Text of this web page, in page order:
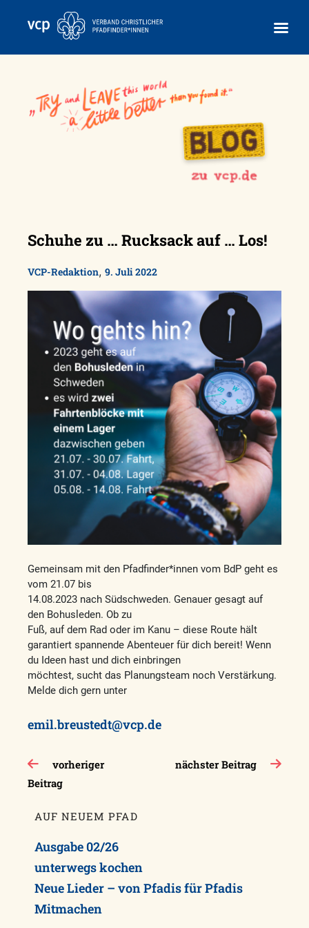
Schuhe zu … Rucksack auf … Los!
VCP-Redaktion, 9. Juli 2022
Gemeinsam mit den Pfadfinder*innen vom BdP geht es
vom 21.07 bis
14.08.2023 nach Südschweden. Genauer gesagt auf
den Bohusleden. Ob zu
Fuß, auf dem Rad oder im Kanu – diese Route hält
garantiert spannende Abenteuer für dich bereit! Wenn
du Ideen hast und dich einbringen
möchtest, sucht das Planungsteam noch Verstärkung.
Melde dich gern unter
emil.breustedt@vcp.de
Beitragsnavigation
vorheriger
Beitrag
nächster Beitrag
AUF NEUEM PFAD
Ausgabe 02/26
unterwegs kochen
Neue Lieder – von Pfadis für Pfadis
Mitmachen